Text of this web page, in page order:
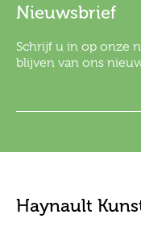
Nieuwsbrief
Schrijf u in op onze
blijven van ons
Haynault